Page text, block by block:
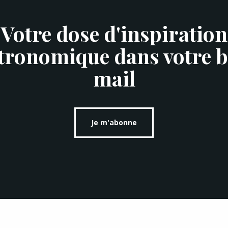
Votre dose d'inspiration
dans votre
mail
Je m'abonne